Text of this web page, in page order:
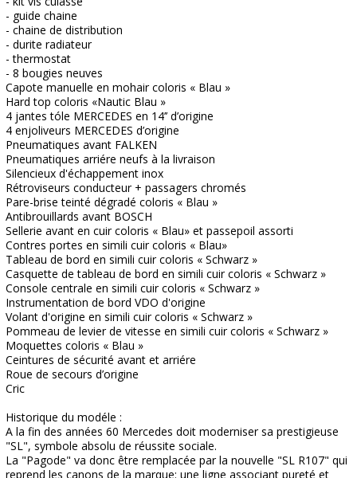
- guide chaine
- chaine de distribution
- durite radiateur
- thermostat
- 8 bougies neuves
Capote manuelle en mohair coloris « Blau »
Hard top coloris «Nautic Blau »
4 jantes tóle MERCEDES en 14’’ d’origine
4 enjoliveurs MERCEDES d’origine
Pneumatiques avant FALKEN
Pneumatiques arriére neufs à la livraison
Silencieux d'échappement inox
Rétroviseurs conducteur + passagers chromés
Pare-brise teinté dégradé coloris « Blau »
Antibrouillards avant BOSCH
Sellerie avant en cuir coloris « Blau» et passepoil assorti
Contres portes en simili cuir coloris « Blau»
Tableau de bord en simili cuir coloris « Schwarz »
Casquette de tableau de bord en simili cuir coloris « Schwarz »
Console centrale en simili cuir coloris « Schwarz »
Instrumentation de bord VDO d'origine
Volant d'origine en simili cuir coloris « Schwarz »
Pommeau de levier de vitesse en simili cuir coloris « Schwarz »
Moquettes coloris « Blau »
Ceintures de sécurité avant et arriére
Roue de secours d’origine
Cric
Historique du modéle :
A la fin des années 60 Mercedes doit moderniser sa prestigieuse
"SL", symbole absolu de réussite sociale.
La "Pagode" va donc être remplacée par la nouvelle "SL R107" qui
reprend les canons de la marque: une ligne associant pureté et